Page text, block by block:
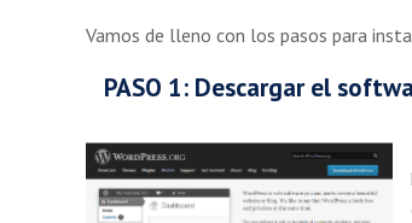
Vamos de lleno con los pasos para
PASO 1: Descargar el